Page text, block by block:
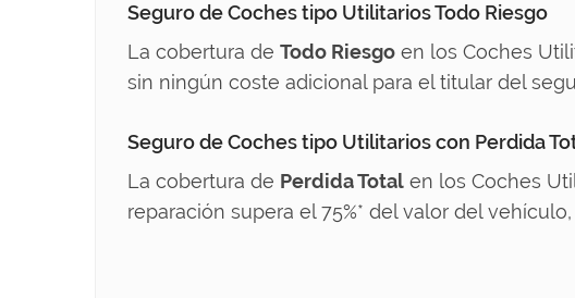
Seguro de Coches tipo Utilitarios Todo Riesgo
La cobertura deTodo Riesgo en los Coches
sin ningún coste adicional para el titular del
Seguro de Coches tipo Utilitarios con Perdida
La cobertura de Perdida Total en los Coches
reparación supera el 75%* del valor del